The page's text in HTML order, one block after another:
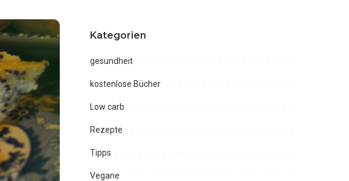
Kategorien
gesundheit
kostenlose Bücher
Low carb
Rezepte
Tipps
Vegane